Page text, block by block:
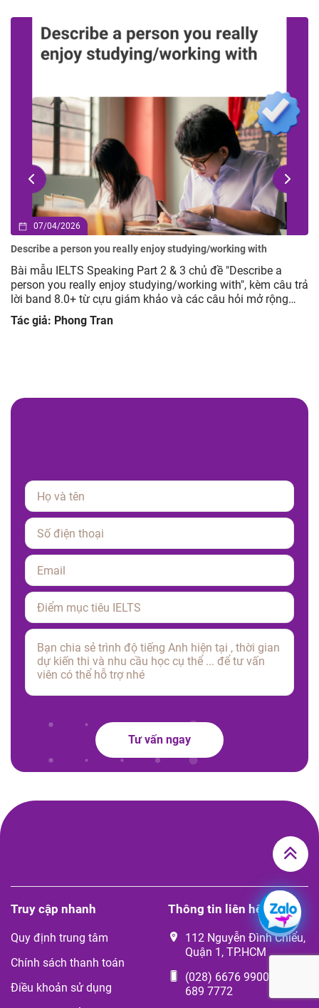
02/04/2026
Describe an advertisement you have seen but you did not like
Bài mẫu IELTS Speaking Part 2 & 3 chủ đề Describe an
advertisement you have seen but you did not like, kèm câu
trả lời band 8.0+ từ cựu giám khảo và các câu hỏi mở rộng
giúp luyện tập hiệu quả.
Tác giả: Phong Tran
Please leave this field empty.
Tư vấn ngay
Truy cập nhanh
Quy định trung tâm
Chính sách thanh toán
Điều khoản sử dụng
Thông tin liên hệ
112 Nguyễn Đình Chiểu,
Quận 1, TP.HCM
(028) 6676 9900
689 7772